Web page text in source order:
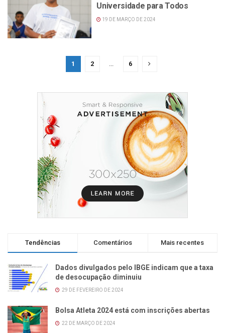
Universidade para Todos
19 DE MARÇO DE 2024
1 2 ... 6
Tendências Comentários Mais recentes
Dados divulgados pelo IBGE indicam que a taxa
de desocupação diminuiu
29 DE FEVEREIRO DE 2024
Bolsa Atleta 2024 está com inscrições abertas
22 DE MARÇO DE 2024